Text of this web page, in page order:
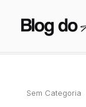
Sem Categoria